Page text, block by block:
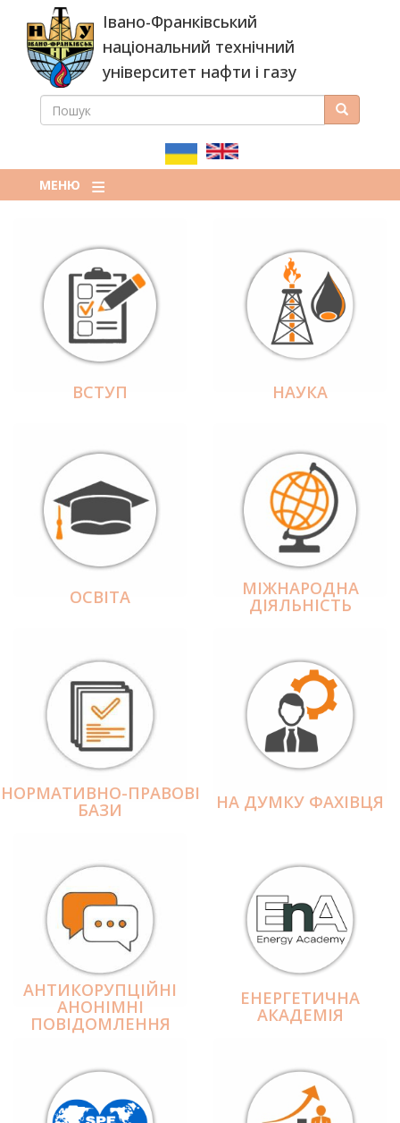
основного
вмісту
Івано-Франківський
національний технічний
університет нафти і газу
ПОШУКОВА
ПОШУК Пошук
МЕНЮ
ВСТУП НАУКА
ОСВІТА МІЖНАРОДНА
ДІЯЛЬНІCТЬ
НОРМАТИВНО-ПРАВОВІ
БАЗИ НА ДУМКУ ФАХІВЦЯ
АНТИКОРУПЦІЙНІ
АНОНІМНІ
ПОВІДОМЛЕННЯ
ЕНЕРГЕТИЧНА
АКАДЕМІЯ